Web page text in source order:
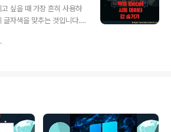
이터를 가운데 맞추는 방
운데 맞출 영역을 선택하고
에서 “병합하고 가운데 맞
싶을 때 가장 흔히 사용하
글자색을 맞추는 것입니다.
을 변경하는 첫 번째 방법
키를 눌러서 [셀 서식] 대화
상자에서 [표시 형식] 탭 >
▼ 다음은 형식에 “;” 세미콜
리 보기란을 보시면 데이터